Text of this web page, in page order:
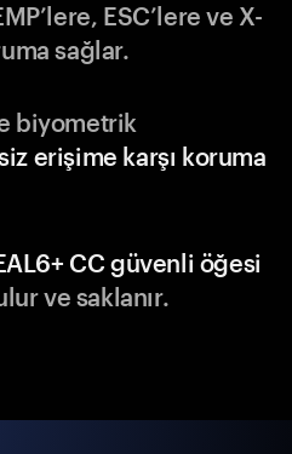
ESC’lere ve X-
sağlar.
biyometrik
erişime karşı koruma
CC güvenli öğesi
ve saklanır.